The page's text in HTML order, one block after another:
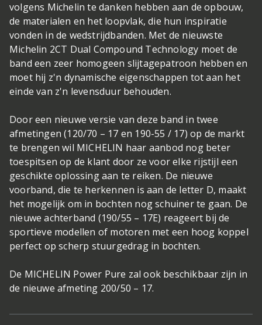
volgens Michelin te danken hebben aan de opbouw,
de materialen en het loopvlak, die hun inspiratie
vonden in de wedstrijdbanden. Met de nieuwste
Michelin 2CT Dual Compound Technology moet de
band een zeer homogeen slijtagepatroon hebben en
moet hij z'n dynamische eigenschappen tot aan het
einde van z'n levensduur behouden.
Door een nieuwe versie van deze band in twee
afmetingen (120/70 – 17 en 190-55 / 17) op de markt
te brengen wil MICHELIN haar aanbod nog beter
toespitsen op de klant door ze voor elke rijstijl een
geschikte oplossing aan te reiken. De nieuwe
voorband, die te herkennen is aan de letter D, maakt
het mogelijk om in bochten nog schuiner te gaan. De
nieuwe achterband (190/55 – 17E) reageert bij de
sportieve modellen of motoren met een hoog koppel
perfect op scherp stuurgedrag in bochten.
De MICHELIN Power Pure zal ook beschikbaar zijn in
de nieuwe afmeting 200/50 – 17.